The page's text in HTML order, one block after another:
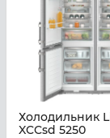
Холодильник
XCCsd 5250